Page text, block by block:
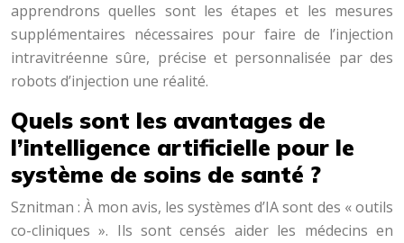
apprendrons quelles sont les étapes et les mesures
supplémentaires nécessaires pour faire de l’injection
intravitréenne sûre, précise et personnalisée par des
robots d’injection une réalité.
Quels sont les avantages de
l’intelligence artificielle pour le
système de soins de santé ?
Sznitman : À mon avis, les systèmes d’IA sont des « outils
co-cliniques ». Ils sont censés aider les médecins en